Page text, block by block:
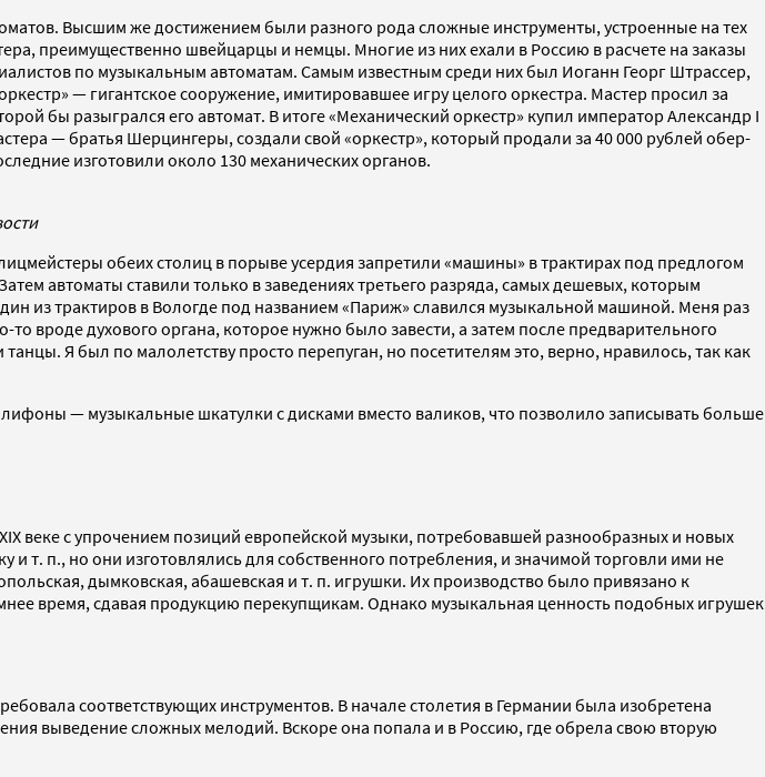
Высшим же достижением были разного рода сложные инструменты, устроенные на тех
преимущественно швейцарцы и немцы. Многие из них ехали в Россию в расчете на заказы
по музыкальным автоматам. Самым известным среди них был Иоганн Георг Штрассер,
— гигантское сооружение, имитировавшее игру целого оркестра. Мастер просил за
бы разыгрался его автомат. В итоге «Механический оркестр» купил император Александр I
— братья Шерцингеры, создали свой «оркестр», который продали за 40 000 рублей обер-
изготовили около 130 механических органов.
обеих столиц в порыве усердия запретили «машины» в трактирах под предлогом
автоматы ставили только в заведениях третьего разряда, самых дешевых, которым
из трактиров в Вологде под названием «Париж» славился музыкальной машиной. Меня раз
вроде духового органа, которое нужно было завести, а затем после предварительного
Я был по малолетству просто перепуган, но посетителям это, верно, нравилось, так как
— музыкальные шкатулки с дисками вместо валиков, что позволило записывать больше
веке с упрочением позиций европейской музыки, потребовавшей разнообразных и новых
т. п., но они изготовлялись для собственного потребления, и значимой торговли ими не
дымковская, абашевская и т. п. игрушки. Их производство было привязано к
время, сдавая продукцию перекупщикам. Однако музыкальная ценность подобных игрушек
соответствующих инструментов. В начале столетия в Германии была изобретена
выведение сложных мелодий. Вскоре она попала и в Россию, где обрела свою вторую